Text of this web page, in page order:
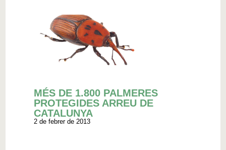
MÉS DE 1.800 PALMERES
PROTEGIDES ARREU DE
CATALUNYA
2 de febrer de 2013